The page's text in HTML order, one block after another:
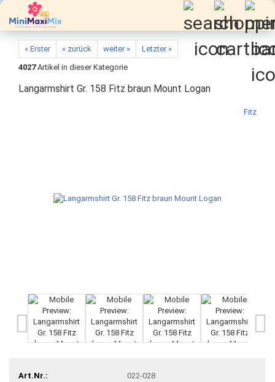
« Erster « zurück weiter »
Letzter »
4027Artikel in dieser Kategorie
Langarmshirt Gr. 158 Fitz braun Mount Logan
Fitz
Art.Nr.:
022-028